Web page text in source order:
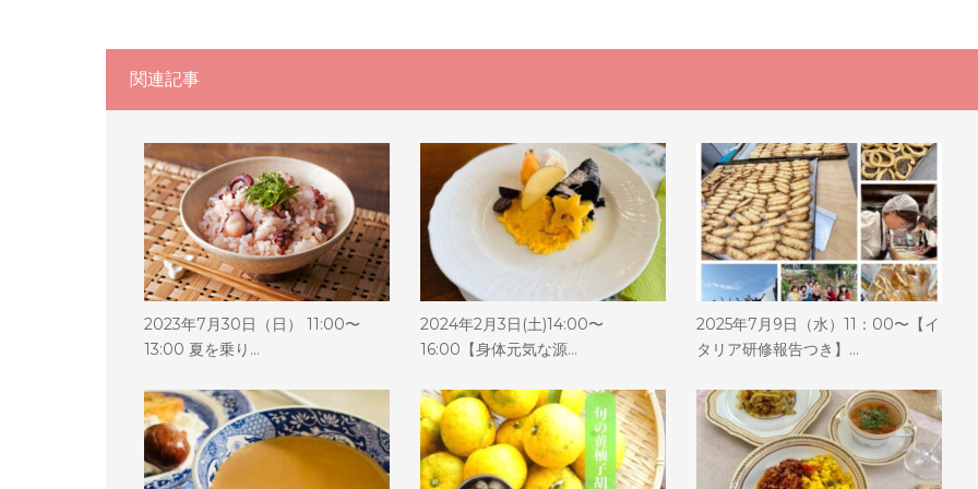
関連記事
2023年7月30日（日） 11:00〜
13:00 夏を乗り…
2024年2月3日(土)14:00〜
16:00【身体元気な源…
2025年7月9日（水）11：00〜【イ
タリア研修報告つき】…